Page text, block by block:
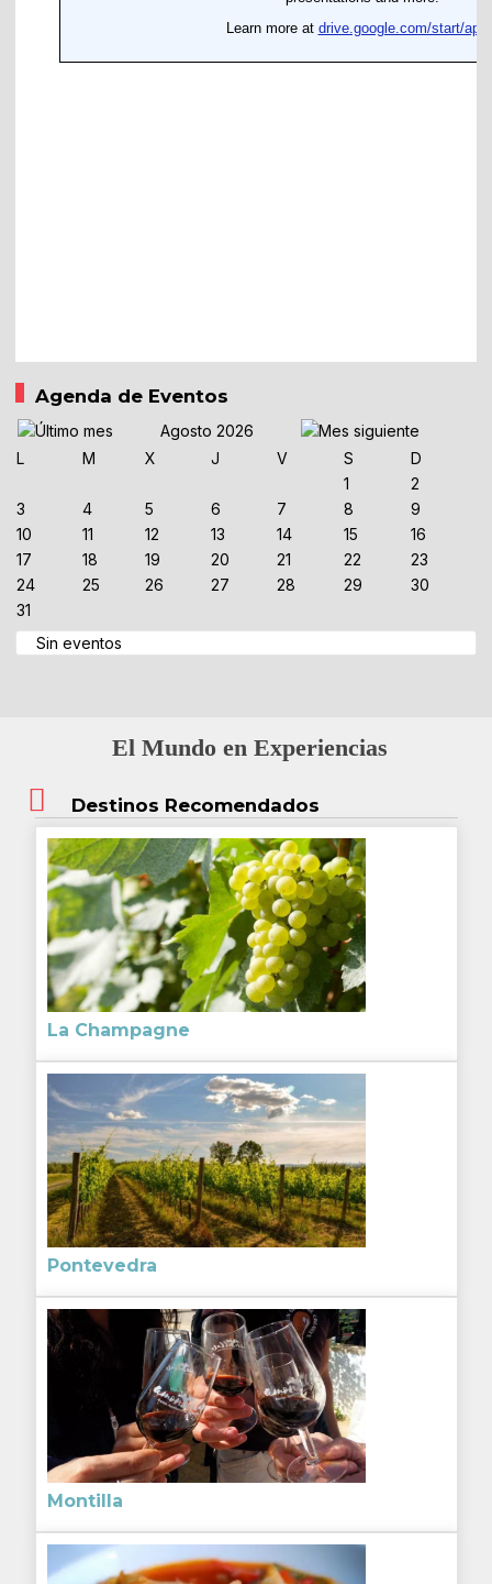
Agenda de Eventos
Agosto 2026
L
M X J V S
D
1
2
3
4 5 6 7 8
9
10
11 12 13 14 15
16
17
18 19 20 21 22
23
24
25 26 27 28 29
30
31
Sin eventos
El Mundo en Experiencias
Destinos Recomendados
La Champagne
Pontevedra
Montilla